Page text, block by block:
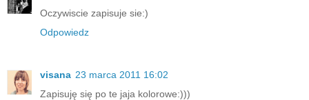
Oczywiscie zapisuje sie:)
Odpowiedz
visana 23 marca 2011 16:02
Zapisuję się po te jaja kolorowe:)))